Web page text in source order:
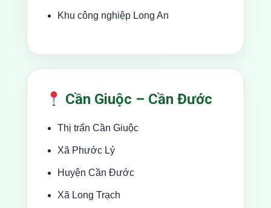
Khu công nghiệp Long An
Cần Giuộc – Cần Đước
Thị trấn Cần Giuộc
Xã Phước Lý
Huyện Cần Đước
Xã Long Trạch